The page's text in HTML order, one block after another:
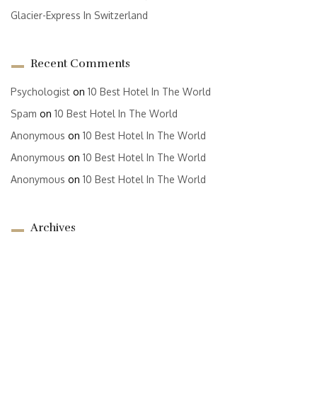
Glacier-Express In Switzerland
Recent Comments
Psychologist on 10 Best Hotel In The World
Spam on 10 Best Hotel In The World
Anonymous on 10 Best Hotel In The World
Anonymous on 10 Best Hotel In The World
Anonymous on 10 Best Hotel In The World
Archives